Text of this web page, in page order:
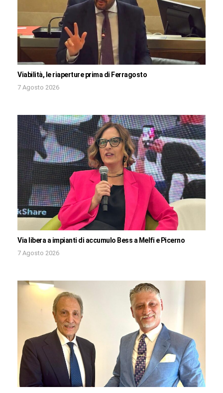
Viabilità, le riaperture prima di Ferragosto
7 Agosto 2026
Via libera a impianti di accumulo Bess a Melfi e Picerno
7 Agosto 2026